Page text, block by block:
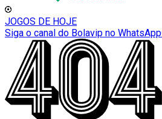
JOGOS DE HOJE
Siga o canal do Bolavip no WhatsApp